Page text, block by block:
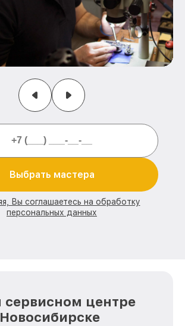
Выбрать мастера
Вы соглашаетесь на обработку
персональных данных
центре